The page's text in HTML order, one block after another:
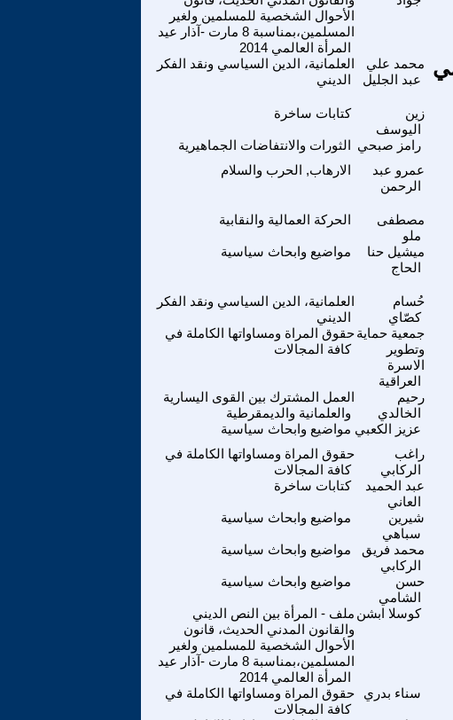
الأحوال الشخصية للمسلمين ولغير
المسلمين،بمناسبة 8 مارت -آذار عيد
المرأة العالمي 2014
العلمانية، الدين السياسي ونقد الفكر
الديني
محمد علي
عبد الجليل
كتابات ساخرة
زين
اليوسف
الثورات والانتفاضات الجماهيرية رامز صبحي
الارهاب, الحرب والسلام
عمرو عبد
الرحمن
الحركة العمالية والنقابية
مصطفى
ملو
مواضيع وابحاث سياسية
ميشيل حنا
الحاج
العلمانية، الدين السياسي ونقد الفكر
الديني
حُسام
كصّاي
حقوق المراة ومساواتها الكاملة في
كافة المجالات
جمعية حماية
وتطوير
الاسرة
العراقية
العمل المشترك بين القوى اليسارية
والعلمانية والديمقرطية
رحيم
الخالدي
مواضيع وابحاث سياسية عزيز الكعبي
حقوق المراة ومساواتها الكاملة في
كافة المجالات
راغب
الركابي
كتابات ساخرة
عبد الحميد
العاني
مواضيع وابحاث سياسية
شيرين
سباهي
مواضيع وابحاث سياسية
محمد فريق
الركابي
مواضيع وابحاث سياسية
حسن
الشامي
ملف - المرأة بين النص الديني
والقانون المدني الحديث، قانون
الأحوال الشخصية للمسلمين ولغير
المسلمين،بمناسبة 8 مارت -آذار عيد
المرأة العالمي 2014
كوسلا ابشن
حقوق المراة ومساواتها الكاملة في
كافة المجالات
سناء بدري